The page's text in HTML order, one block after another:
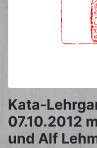
Kata-
07.10.2012
und Alf